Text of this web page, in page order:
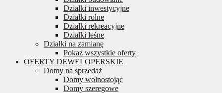
Działki inwestycyjne
Działki rolne
Działki rekreacyjne
Działki leśne
Działki na zamianę
Pokaż wszystkie oferty
OFERTY DEWELOPERSKIE
Domy na sprzedaż
Domy wolnostojąc
Domy szeregowe